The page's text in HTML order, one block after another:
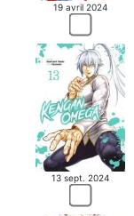
19 avril 2024
13 sept. 2024